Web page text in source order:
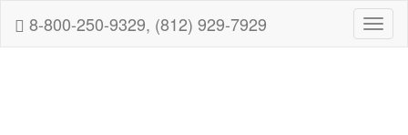
8-800-250-9329, (812) 929-7929